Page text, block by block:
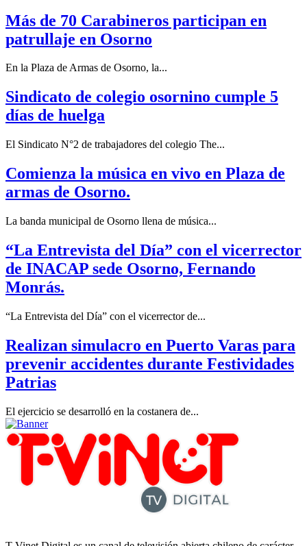
Más de 70 Carabineros participan en
patrullaje en Osorno
En la Plaza de Armas de Osorno, la...
Sindicato de colegio osornino cumple 5
días de huelga
El Sindicato N°2 de trabajadores del colegio The...
Comienza la música en vivo en Plaza de
armas de Osorno.
La banda municipal de Osorno llena de música...
“La Entrevista del Día” con el vicerrector
de INACAP sede Osorno, Fernando
Monrás.
“La Entrevista del Día” con el vicerrector de...
Realizan simulacro en Puerto Varas para
prevenir accidentes durante Festividades
Patrias
El ejercicio se desarrolló en la costanera de...